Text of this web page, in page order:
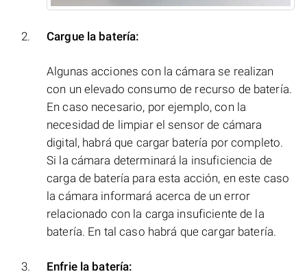
Cargue la batería:
Algunas acciones con la cámara se realizan
con un elevado consumo de recurso de batería.
En caso necesario, por ejemplo, con la
necesidad de limpiar el sensor de cámara
digital, habrá que cargar batería por completo.
Si la cámara determinará la insuficiencia de
carga de batería para esta acción, en este caso
la cámara informará acerca de un error
relacionado con la carga insuficiente de la
batería. En tal caso habrá que cargar batería.
Enfrie la batería: